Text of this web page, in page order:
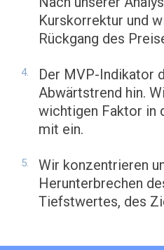
Kurskorrektur und
Rückgang des
Der MVP-Indikator
Abwärtstrend hin.
wichtigen Faktor in
mit ein.
Wir konzentrieren
Herunterbrechen
Tiefstwertes, des